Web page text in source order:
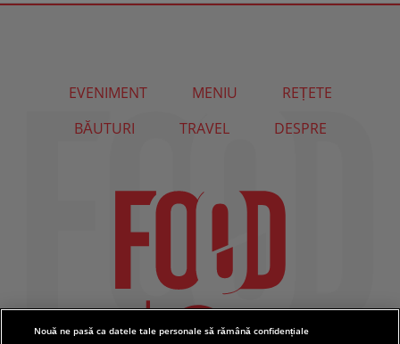
EVENIMENT MENIU
REȚETE
BĂUTURI
TRAVEL DESPRE
Nouă ne pasă ca datele tale personale să rămână confidențiale